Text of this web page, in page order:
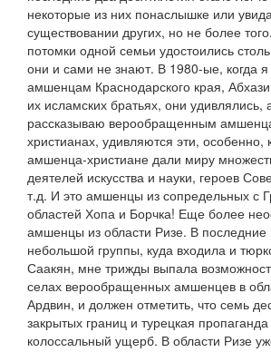
некоторые из них понаслышке или
существовании других, но не более
потомки одной семьи удостоились
они и сами не знают. В 1980-ые, когда я
амшенцам Краснодарского края,
их исламских братьях, они удивлялись,
рассказываю верообращенным
христианах, удивляются эти, особенно,
амшенца-христиане дали миру
деятелей искусства и науки, героев
т.д. И это амшенцы из сопредельных с
областей Хопа и Борчка! Еще более
амшенцы из области Ризе. В последние
небольшой группы, куда входила и
Саакян, мне трижды выпала
селах верообращенных амшенцев в
Ардвин, и должен отметить, что семь
закрытых границ и турецкая
колоссальный ущерб. В области Ризе